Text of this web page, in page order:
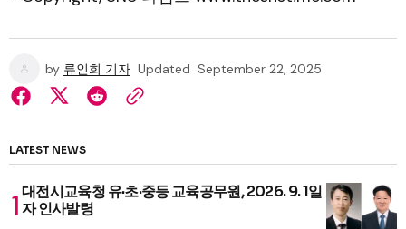
by 류인희 기자 Updated September 22, 2025
LATEST NEWS
대전시교육청 유·초·중등 교육공무원, 2026. 9. 1일
자 인사발령